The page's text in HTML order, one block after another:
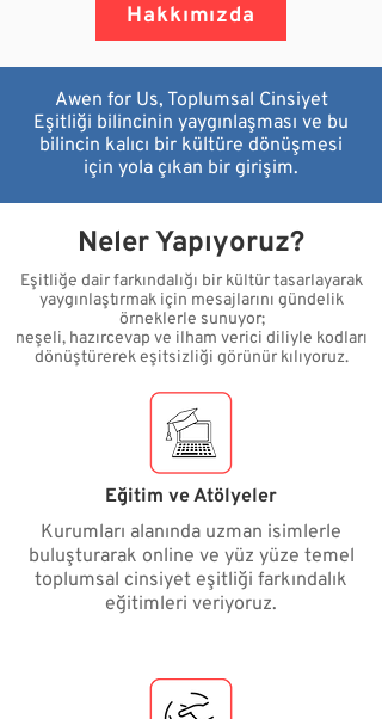
Hakkımızda
Awen for Us, Toplumsal Cinsiyet
Eşitliği bilincinin yaygınlaşması ve bu
bilincin kalıcı bir kültüre dönüşmesi
için yola çıkan bir girişim.
Neler Yapıyoruz?
Eşitliğe dair farkındalığı bir kültür tasarlayarak
yaygınlaştırmak için mesajlarını gündelik
örneklerle sunuyor;
neşeli, hazırcevap ve ilham verici diliyle kodları
dönüştürerek eşitsizliği görünür kılıyoruz.
Eğitim ve Atölyeler
Kurumları alanında uzman isimlerle
buluşturarak online ve yüz yüze temel
toplumsal cinsiyet eşitliği farkındalık
eğitimleri veriyoruz.